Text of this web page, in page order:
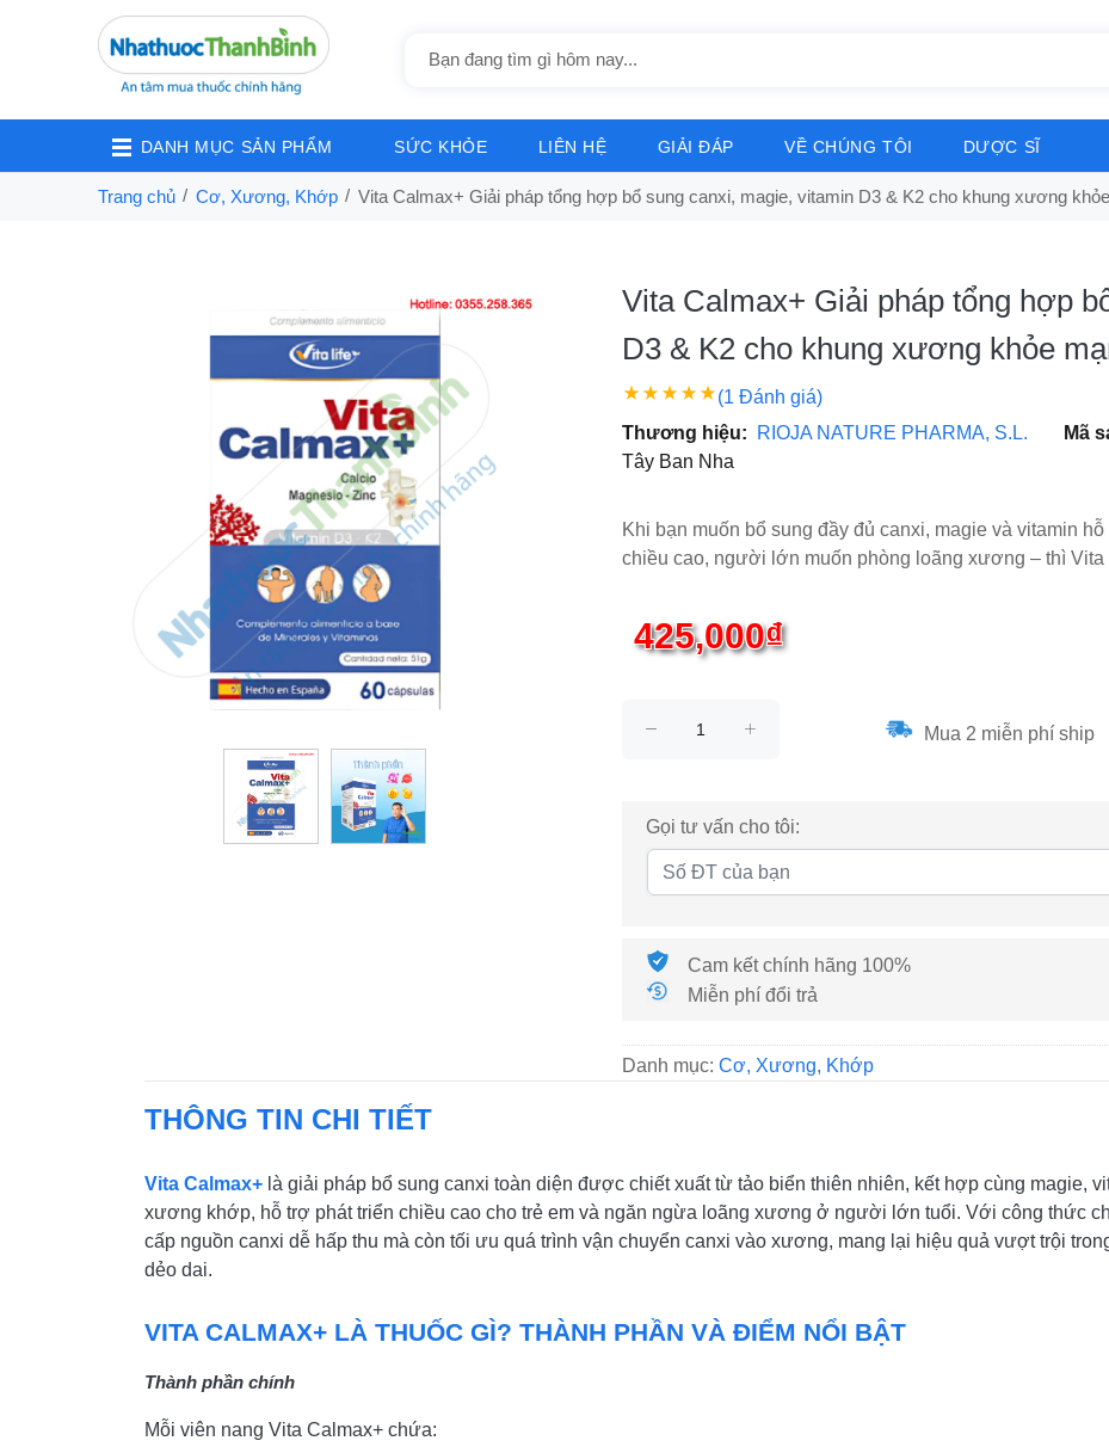
DANH MỤC SẢN PHẨM SỨC KHỎE LIÊN HỆ GIẢI ĐÁP VỀ CHÚNG TÔI DƯỢC SĨ
Trang chủ Cơ, Xương, Khớp Vita Calmax+ Giải pháp tổng hợp bổ sung canxi, magie, vitamin D3 & K2 cho khung xương
Vita Calmax+ Giải pháp tổng hợp
D3 & K2 cho khung xương khỏe
(1 Đánh giá)
Thương hiệu:
RIOJA NATURE PHARMA, S.L. Mã
Tây Ban Nha
Khi bạn muốn bổ sung đầy đủ canxi, magie và vitamin
chiều cao, người lớn muốn phòng loãng xương – thì
425,000₫
Mua 2 miễn phí ship
Gọi tư vấn cho tôi:
Cam kết chính hãng 100%
Miễn phí đổi trả
Danh mục: Cơ, Xương, Khớp
THÔNG TIN CHI TIẾT
Vita Calmax+ là giải pháp bổ sung canxi toàn diện được chiết xuất từ tảo biển thiên nhiên, kết hợp cùng magie,
xương khớp, hỗ trợ phát triển chiều cao cho trẻ em và ngăn ngừa loãng xương ở người lớn tuổi. Với công thức
cấp nguồn canxi dễ hấp thu mà còn tối ưu quá trình vận chuyển canxi vào xương, mang lại hiệu quả vượt trội
dẻo dai.
VITA CALMAX+ LÀ THUỐC GÌ? THÀNH PHẦN VÀ ĐIỂM NỔI BẬT
Thành phần chính
Mỗi viên nang Vita Calmax+ chứa: